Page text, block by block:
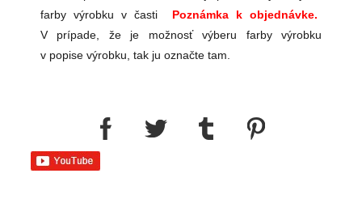
farby výrobku v časti Poznámka k objednávke.
V prípade, že je možnosť výberu farby výrobku
v popise výrobku, tak ju označte tam.